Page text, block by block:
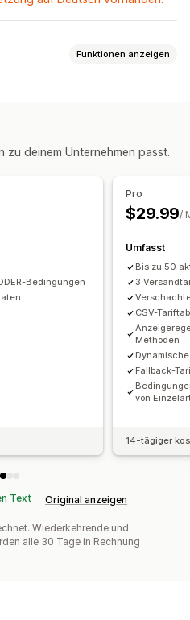
Funktionen anzeigen
zu deinem Unternehmen passt.
Bedingungen
Pro
$29.99/
Umfasst
Bis zu 50
3
CSV-
Methoden
Fallback-
von
14-tägiger
Text Original anzeigen
Wiederkehrende und
alle 30 Tage in Rechnung